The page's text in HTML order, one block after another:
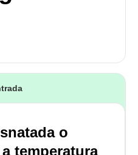
o
temperatura